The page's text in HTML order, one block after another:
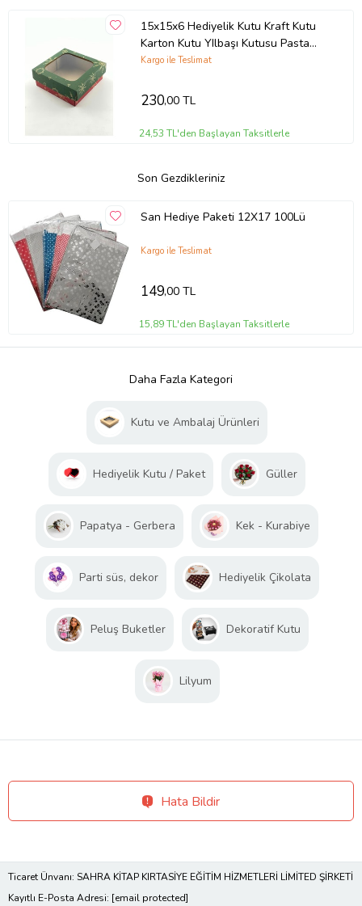
15x15x6 Hediyelik Kutu Kraft Kutu
Karton Kutu YIlbaşı Kutusu Pasta
Kutusu Kargo Kutusu (10 ADET)
Kargo ile Teslimat
230,00 TL
24,53 TL'den Başlayan Taksitlerle
Son Gezdikleriniz
San Hediye Paketi 12X17 100Lü
Kargo ile Teslimat
149,00 TL
15,89 TL'den Başlayan Taksitlerle
Daha Fazla Kategori
Kutu ve Ambalaj Ürünleri
Hediyelik Kutu / Paket Güller
Papatya - Gerbera Kek - Kurabiye
Parti süs, dekor Hediyelik Çikolata
Peluş Buketler Dekoratif Kutu
Lilyum
Hata Bildir
Ticaret Ünvanı: SAHRA KİTAP KIRTASİYE EĞİTİM HİZMETLERİ LİMİTED ŞİRKETİ
Kayıtlı E-Posta Adresi: [email protected]